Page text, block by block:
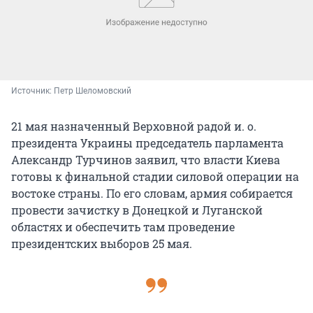
Источник: Петр Шеломовский
21 мая назначенный Верховной радой и. о.
президента Украины председатель парламента
Александр Турчинов заявил, что власти Киева
готовы к финальной стадии силовой операции на
востоке страны. По его словам, армия собирается
провести зачистку в Донецкой и Луганской
областях и обеспечить там проведение
президентских выборов 25 мая.